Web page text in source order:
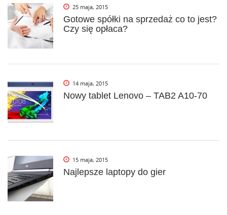
25 maja, 2015
Gotowe spółki na sprzedaż co to jest?
Czy się opłaca?
14 maja, 2015
Nowy tablet Lenovo – TAB2 A10-70
15 maja, 2015
Najlepsze laptopy do gier